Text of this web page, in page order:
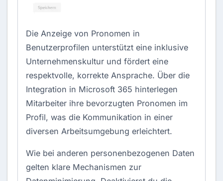
Die Anzeige von Pronomen in
Benutzerprofilen unterstützt eine inklusive
Unternehmenskultur und fördert eine
respektvolle, korrekte Ansprache. Über die
Integration in Microsoft 365 hinterlegen
Mitarbeiter ihre bevorzugten Pronomen im
Profil, was die Kommunikation in einer
diversen Arbeitsumgebung erleichtert.
Wie bei anderen personenbezogenen Daten
gelten klare Mechanismen zur